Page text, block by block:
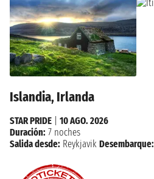
Islandia, Irlanda
STAR PRIDE
10 AGO. 2026
Duración: 7 noches
Salida desde: Reykjavik Desembarque: